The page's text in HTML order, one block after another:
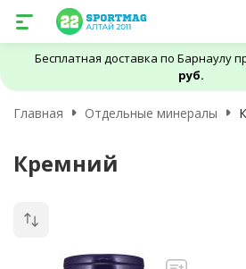
Бесплатная доставка по Барнаулу
руб.
Главная Отдельные минералы
Кремний